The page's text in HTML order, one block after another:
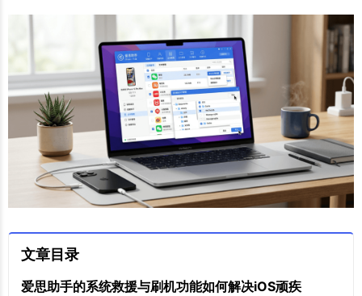
文章目录
爱思助手的系统救援与刷机功能如何解决iOS顽疾